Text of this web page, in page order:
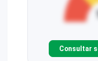
Consultar